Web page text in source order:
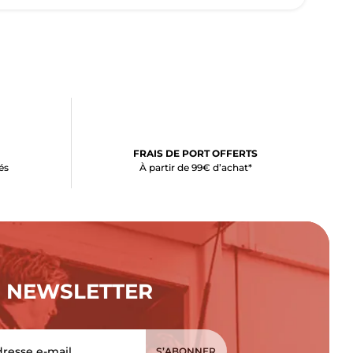
FRAIS DE PORT OFFERTS
À partir de 99€ d’achat*
NEWSLETTER